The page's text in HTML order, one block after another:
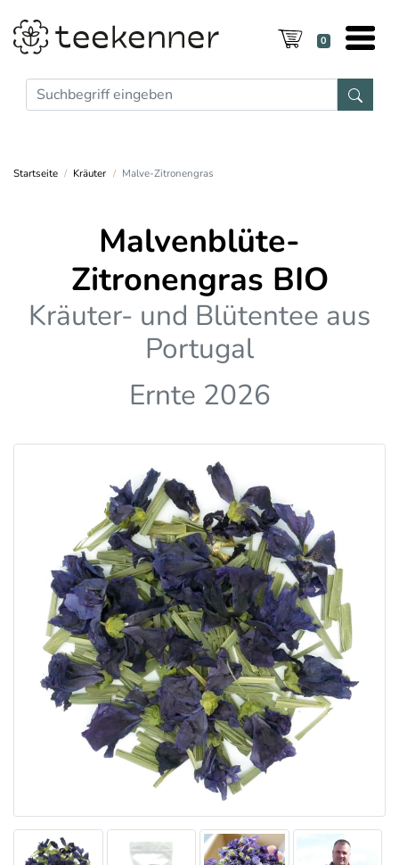
0
Startseite Kräuter Malve-Zitronengras
Malvenblüte-
Zitronengras BIO
Kräuter- und Blütentee aus
Portugal
Ernte 2026